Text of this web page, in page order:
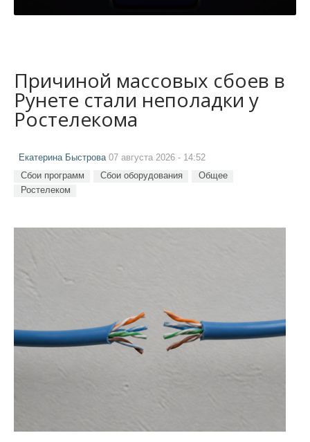
Причиной массовых сбоев в
Рунете стали неполадки у
Ростелекома
Екатерина Быстрова07 августа 2026 - 14:52
Сбои программ Сбои оборудования
Общее
Ростелеком